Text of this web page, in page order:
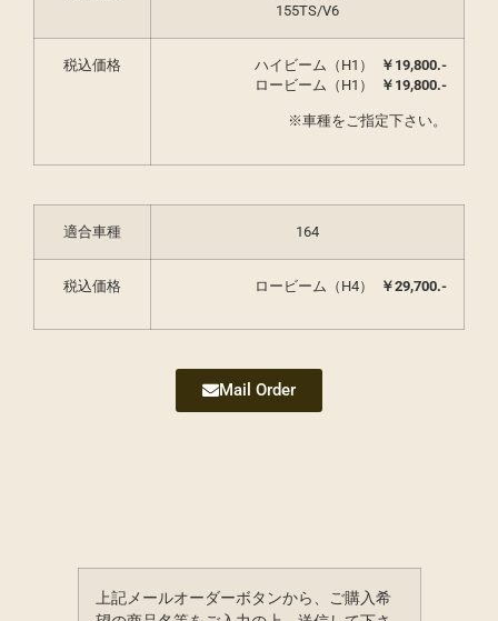
155TS/V6
税込価格 ハイビーム（H1）
￥19,800.-
ロービーム（H1）
￥19,800.-
※車種をご指定下さい。
適合車種 164
税込価格 ロービーム（H4） ￥29,700.-
Mail Order
上記メールオーダーボタンから、ご購入希